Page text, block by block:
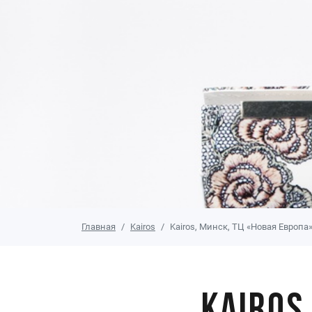
Главная Kairos Kairos, Минск, ТЦ «Новая Европа»